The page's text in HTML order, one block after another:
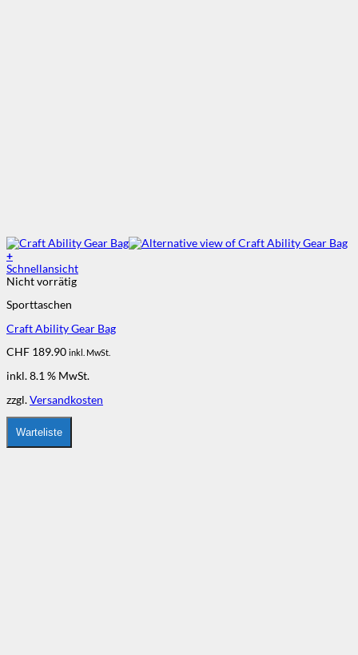
+
Schnellansicht
Nicht vorrätig
Sporttaschen
Craft Ability Gear Bag
CHF 189.90 inkl. MwSt.
inkl. 8.1 % MwSt.
zzgl.Versandkosten
Warteliste